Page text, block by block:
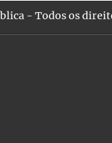
- Todos os